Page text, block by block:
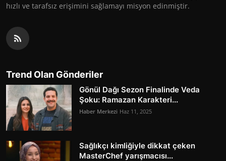
hızlı ve tarafsız erişimini sağlamayı misyon edinmiştir.
Trend Olan Gönderiler
Gönül Dağı Sezon Finalinde Veda
Şoku: Ramazan Karakteri...
Haber Merkezi Haz 11, 2025
Sağlıkçı kimliğiyle dikkat çeken
MasterChef yarışmacısı...